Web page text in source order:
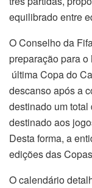
equilibrado entre
O Conselho da
preparação para
última Copa do
descanso após a
destinado um
destinado aos
Desta forma, a
edições das
O calendário